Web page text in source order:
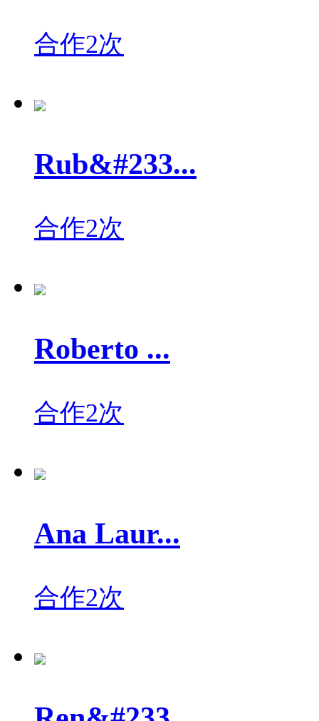
合作2次
Rub&#233...
合作2次
Roberto ...
合作2次
Ana Laur...
合作2次